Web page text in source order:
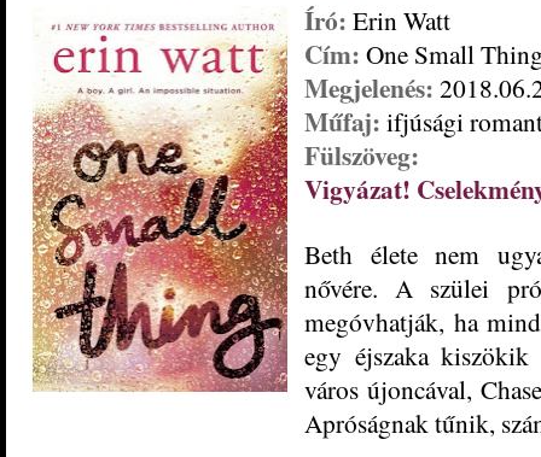
Író: Erin Watt
Cím: One Small
Megjelenés:
Műfaj: ifjúsági
Fülszöveg:
Vigyázat!
Beth élete nem
nővére. A szülei
megóvhatják, ha
egy éjszaka
város újoncával,
Apróságnak tűnik,